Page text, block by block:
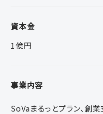
資本金
1億円
事業内容
SoVaまるっとプラン、創